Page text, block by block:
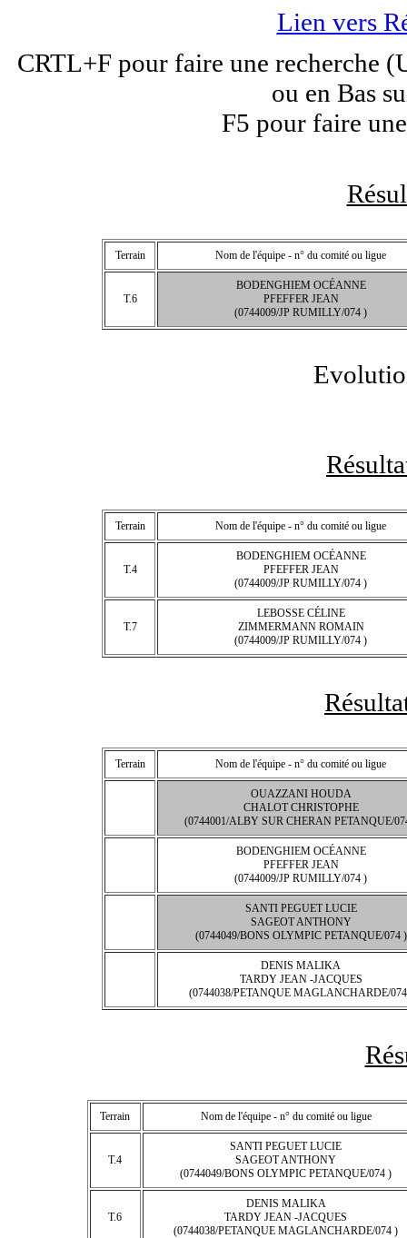
Lien vers
CRTL+F pour faire une recherche
ou en Bas
F5 pour faire
Terrain Nom de l'équipe - n° du comité ou ligue
T.6
BODENGHIEM OCÉANNE
PFEFFER JEAN
(0744009/JP RUMILLY/074 )
Terrain Nom de l'équipe - n° du comité ou ligue
T.4
BODENGHIEM OCÉANNE
PFEFFER JEAN
(0744009/JP RUMILLY/074 )
T.7
LEBOSSE CÉLINE
ZIMMERMANN ROMAIN
(0744009/JP RUMILLY/074 )
Terrain Nom de l'équipe - n° du comité ou ligue
OUAZZANI HOUDA
CHALOT CHRISTOPHE
(0744001/ALBY SUR CHERAN PETANQUE/
BODENGHIEM OCÉANNE
PFEFFER JEAN
(0744009/JP RUMILLY/074 )
SANTI PEGUET LUCIE
SAGEOT ANTHONY
(0744049/BONS OLYMPIC PETANQUE/074 )
DENIS MALIKA
TARDY JEAN -JACQUES
(0744038/PETANQUE MAGLANCHARDE/
Terrain Nom de l'équipe - n° du comité ou ligue
T.4
SANTI PEGUET LUCIE
SAGEOT ANTHONY
(0744049/BONS OLYMPIC PETANQUE/074 )
T.6
DENIS MALIKA
TARDY JEAN -JACQUES
(0744038/PETANQUE MAGLANCHARDE/074 )